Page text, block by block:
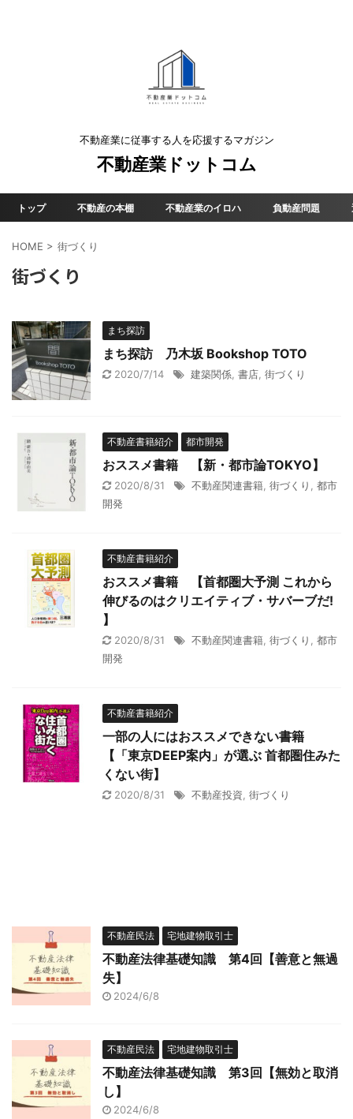
不動産業に従事する人を応援するマガジン
不動産業ドットコム
トップ 不動産の本棚 不動産業のイロハ 負動産問題
HOME > 街づくり
街づくり
まち探訪
まち探訪 乃木坂 Bookshop TOTO
2020/7/14 建築関係 書店 街づくり
不動産書籍紹介 都市開発
おススメ書籍 【新・都市論TOKYO】
2020/8/31 不動産関連書籍 街づくり
都市
開発
不動産書籍紹介
おススメ書籍 【首都圏大予測 これから
伸びるのはクリエイティブ・サバーブだ!
】
2020/8/31 不動産関連書籍 街づくり
都市
開発
不動産書籍紹介
一部の人にはおススメできない書籍
【「東京DEEP案内」が選ぶ 首都圏住みた
くない街】
2020/8/31 不動産投資 街づくり
不動産民法 宅地建物取引士
不動産法律基礎知識 第4回【善意と無過
失】
2024/6/8
不動産民法 宅地建物取引士
不動産法律基礎知識 第3回【無効と取消
し】
2024/6/8